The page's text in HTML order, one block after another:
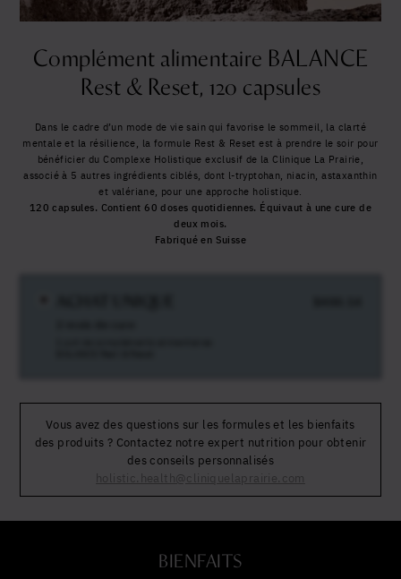
Etats-Unis (USA)
Complément alimentaire BALANCE
Rest & Reset, 120 capsules
Dans le cadre d’un mode de vie sain qui favorise le sommeil, la clarté
mentale et la résilience, la formule Rest & Reset est à prendre le soir pour
bénéficier du Complexe Holistique exclusif de la Clinique La Prairie,
associé à 5 autres ingrédients ciblés, dont l-tryptohan, niacin, astaxanthin
et valériane, pour une approche holistique.
120 capsules. Contient 60 doses quotidiennes. Équivaut à une cure de
deux mois.
Fabriqué en Suisse
Vous avez des questions sur les formules et les bienfaits
des produits ? Contactez notre expert nutrition pour obtenir
des conseils personnalisés
holistic.health@cliniquelaprairie.com
BIENFAITS
Vous recevrez le rapport exclusif de Clinique La Prairie,
« Huit tendances qui façonnent le futur de la santé »,
pour repousser les limites comme jamais auparavant.